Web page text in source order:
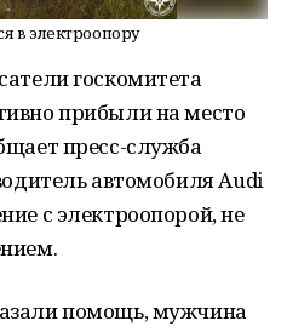
в электроопору
госкомитета
прибыли на место
пресс-служба
автомобиляAudi
с электроопорой, не
помощь, мужчина